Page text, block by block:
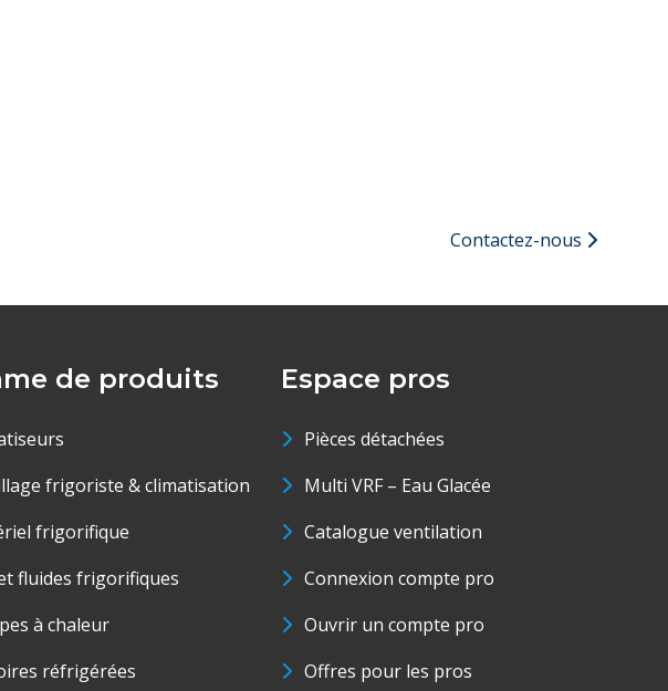
Contactez-nous
de produits
frigoriste & climatisation
frigorifique
fluides frigorifiques
à chaleur
réfrigérées
Espace pros
Pièces détachées
Multi VRF – Eau Glacée
Catalogue ventilation
Connexion compte pro
Ouvrir un compte pro
Offres pour les pros